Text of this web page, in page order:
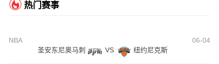
热门赛事
NBA
06-04
圣安东尼奥马刺
VS 纽约尼克斯